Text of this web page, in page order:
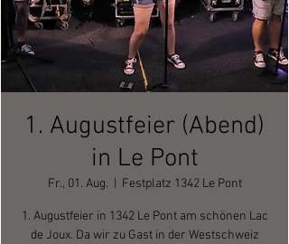
1. Augustfeier (Abend)
in Le Pont
Fr., 01. Aug. Festplatz 1342 Le Pont
1. Augustfeier in 1342 Le Pont am schönen Lac
de Joux. Da wir zu Gast in der Westschweiz